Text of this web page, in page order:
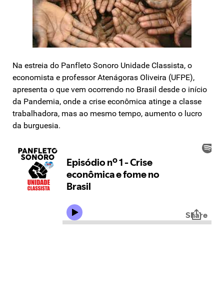
Na estreia do Panfleto Sonoro Unidade Classista, o
economista e professor Atenágoras Oliveira (UFPE),
apresenta o que vem ocorrendo no Brasil desde o início
da Pandemia, onde a crise econômica atinge a classe
trabalhadora, mas ao mesmo tempo, aumento o lucro
da burguesia.